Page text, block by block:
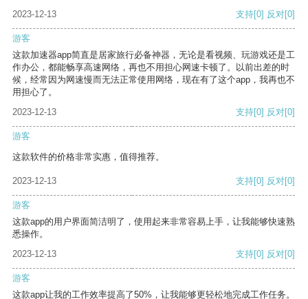
2023-12-13 支持[0] 反对[0]
游客
这款加速器app简直是居家旅行必备神器，无论是看视频、玩游戏还是工
作办公，都能畅享高速网络，再也不用担心网速卡顿了。以前出差的时
候，经常因为网速慢而无法正常使用网络，现在有了这个app，我再也不
用担心了。
2023-12-13
支持[0] 反对[0]
游客
这款软件的价格非常实惠，值得推荐。
2023-12-13 支持[0] 反对[0]
游客
这款app的用户界面简洁明了，使用起来非常容易上手，让我能够快速熟
悉操作。
2023-12-13
支持[0] 反对[0]
游客
这款app让我的工作效率提高了50%，让我能够更轻松地完成工作任务。